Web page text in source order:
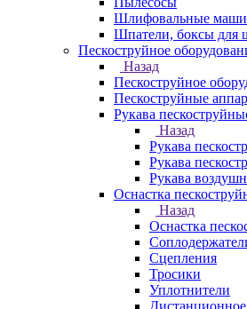
Шлифовальные
Шпатели, боксы для
Пескоструйное
Назад
Пескоструйное
Пескоструйные
Рукава
Назад
Рукава
Рукава
Рукава
Оснастка
Назад
Оснастка
Сцепления
Тросики
Уплотнители